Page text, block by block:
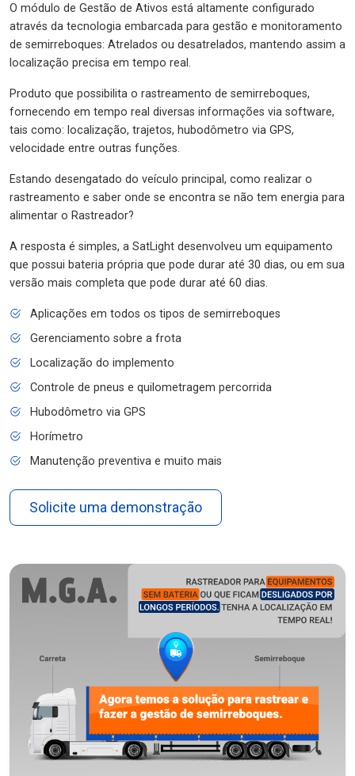
O módulo de Gestão de Ativos está altamente configurado
através da tecnologia embarcada para gestão e monitoramento
de semirreboques: Atrelados ou desatrelados, mantendo assim a
localização precisa em tempo real.
Produto que possibilita o rastreamento de semirreboques,
fornecendo em tempo real diversas informações via software,
tais como: localização, trajetos, hubodômetro via GPS,
velocidade entre outras funções.
Estando desengatado do veículo principal, como realizar o
rastreamento e saber onde se encontra se não tem energia para
alimentar o Rastreador?
A resposta é simples, a SatLight desenvolveu um equipamento
que possui bateria própria que pode durar até 30 dias, ou em sua
versão mais completa que pode durar até 60 dias.
Aplicações em todos os tipos de semirreboques
Gerenciamento sobre a frota
Localização do implemento
Controle de pneus e quilometragem percorrida
Hubodômetro via GPS
Horímetro
Manutenção preventiva e muito mais
Solicite uma demonstração